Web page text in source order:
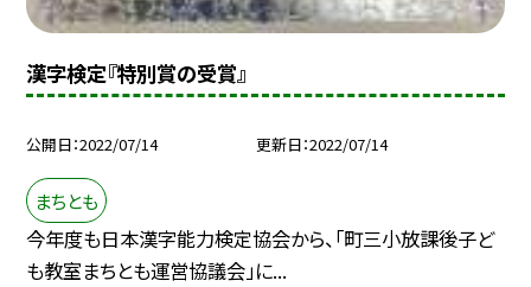
漢字検定『特別賞の受賞』
公開日 2022/07/14 更新日 2022/07/14
まちとも
今年度も日本漢字能力検定協会から、「町三小放課後子ど
も教室まちとも運営協議会」に...